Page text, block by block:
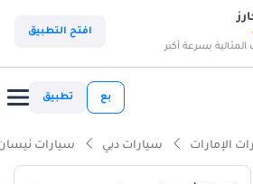
بسرعة أكبر
افتح التطبيق
بع تطبيق
الإمارات سيارات دبي سيارات